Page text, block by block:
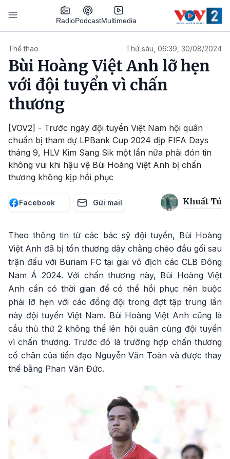
Nhảy đến nội dung
RadioPodcastMultimedia
Thể thao Thứ sáu, 06:39, 30/08/2024
Bùi Hoàng Việt Anh lỡ hẹn
với đội tuyển vì chấn
thương
[VOV2] - Trước ngày đội tuyển Việt Nam hội quân
chuẩn bị tham dự LPBank Cup 2024 dịp FIFA Days
tháng 9, HLV Kim Sang Sik một lần nữa phải đón tin
không vui khi hậu vệ Bùi Hoàng Việt Anh bị chấn
thương không kịp hồi phục
Facebook Gửi mail Khuất Tú
Theo thông tin từ các bác sỹ đội tuyển, Bùi Hoàng
Việt Anh đã bị tổn thương dây chằng chéo đầu gối sau
trận đấu với Buriam FC tại giải vô địch các CLB Đông
Nam Á 2024. Với chấn thương này, Bùi Hoàng Việt
Anh cần có thời gian để có thể hồi phục nên buộc
phải lỡ hẹn với các đồng đội trong đợt tập trung lần
này đội tuyển Việt Nam. Bùi Hoàng Việt Anh cũng là
cầu thủ thứ 2 không thể lên hội quân cùng đội tuyển
vì chấn thương. Trước đó là trường hợp chấn thương
cổ chân của tiền đạo Nguyễn Văn Toàn và được thay
thế bằng Phan Văn Đức.